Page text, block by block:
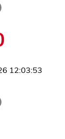
12:03:53